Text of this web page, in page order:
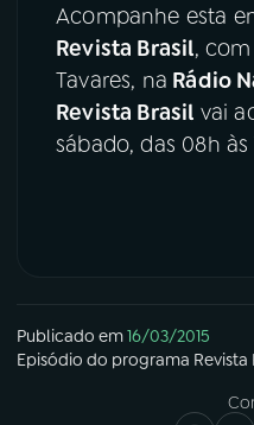
Acompanhe esta
Revista Brasil,
Tavares, na Rádio
Revista Brasil vai
sábado, das 08h às
Publicado em16/03/2015
Episódio do programa Revista